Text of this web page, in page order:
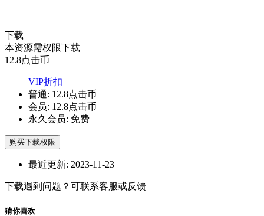
下载
本资源需权限下载
12.8点击币
VIP折扣
普通: 12.8点击币
会员: 12.8点击币
永久会员: 免费
购买下载权限
最近更新: 2023-11-23
下载遇到问题？可联系客服或反馈
猜你喜欢